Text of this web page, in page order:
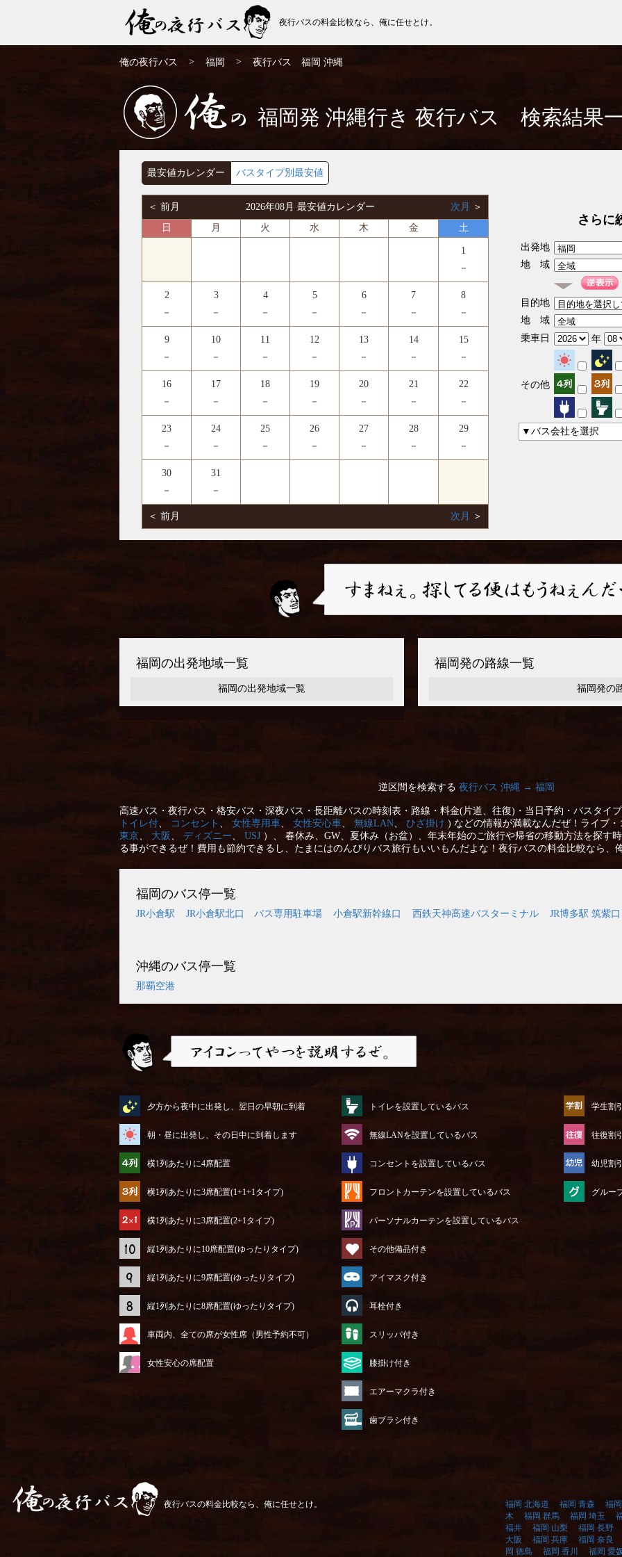
夜行バス
夜行バスの料金比較なら、俺に任せとけ。
俺の夜行バス > 福岡 > 夜行バス 福岡 沖縄
俺の
福岡発 沖縄行き 夜行バス 検索結果
最安値カレンダー バスタイプ別最安値
＜ 前月 2026年08月 最安値カレンダー 次月
＞
日
月 火 水 木 金 土
1
－
2
－
3
－
4
－
5
－
6
－
7
－
8
－
9
－
10
－
11
－
12
－
13
－
14
－
15
－
16
－
17
－
18
－
19
－
20
－
21
－
22
－
23
－
24
－
25
－
26
－
27
－
28
－
29
－
30
－
31
－
＜ 前月 次月 ＞
さらに
出発地
地 域
目的地
地 域
乗車日
年
その他
▼バス会社を選択
福岡の出発地域一覧
福岡の出発地域一覧
福岡発の路線一覧
福岡発の
逆区間を検索する 夜行バス 沖縄 → 福岡
高速バス・夜行バス・格安バス・深夜バス・長距離バスの時刻表・路線・料金(片道、往復)・当日予約・バスタイ
トイレ付、 コンセント 、 女性専用車、 女性安心車、 無線LAN、 ひざ掛け ) などの情報が満載なんだぜ！ライブ
東京、 大阪 、 ディズニー、 USJ ）、 春休み、GW、夏休み（お盆）、年末年始のご旅行や帰省の移動方法を探す
る事ができるぜ！費用も節約できるし、たまにはのんびりバス旅行もいいもんだよな！夜行バスの料金比較なら、
福岡のバス停一覧
JR小倉駅 JR小倉駅北口 バス専用駐車場 小倉駅新幹線口 西鉄天神高速バスターミナル JR博多駅 筑紫
沖縄のバス停一覧
那覇空港
夕方から夜中に出発し、翌日の早朝に到着
朝・昼に出発し、その日中に到着します
横1列あたりに4席配置
横1列あたりに3席配置(1+1+1タイプ)
横1列あたりに3席配置(2+1タイプ)
縦1列あたりに10席配置(ゆったりタイプ)
縦1列あたりに9席配置(ゆったりタイプ)
縦1列あたりに8席配置(ゆったりタイプ)
車両内、全ての席が女性席（男性予約不可）
女性安心の席配置
トイレを設置しているバス
無線LANを設置しているバス
コンセントを設置しているバス
フロントカーテンを設置しているバス
パーソナルカーテンを設置しているバス
その他備品付き
アイマスク付き
耳栓付き
スリッパ付き
膝掛け付き
エアーマクラ付き
歯ブラシ付き
学生割
往復割
幼児割
グルー
夜行バスの料金比較なら、俺に任せとけ。 福岡 北海道 福岡 青森
福
木
福岡 群馬 福岡 埼玉
福井
福岡 山梨
福岡 長野
大阪
福岡 兵庫
福岡 奈良
岡 徳島
福岡 香川 福岡 愛